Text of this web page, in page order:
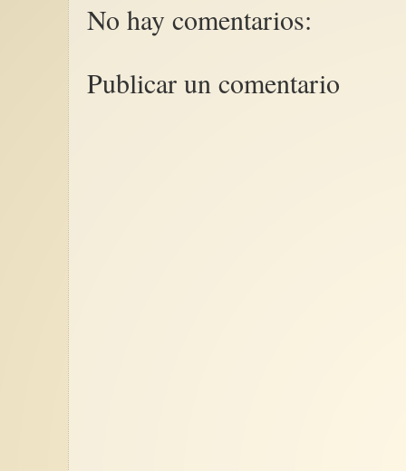
No hay comentarios:
Publicar un comentario